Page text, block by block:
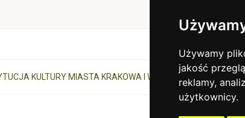
Używamy
jakość
reklamy,
użytkownicy.
KULTURY MIASTA KRAKOWA I WOJEWÓDZTWA